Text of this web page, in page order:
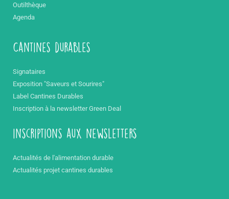
Outilthèque
Agenda
Cantines durables
Signataires
Exposition "Saveurs et Sourires"
Label Cantines Durables
Inscription à la newsletter Green Deal
inscriptions aux newsletters
Actualités de l'alimentation durable
Actualités projet cantines durables